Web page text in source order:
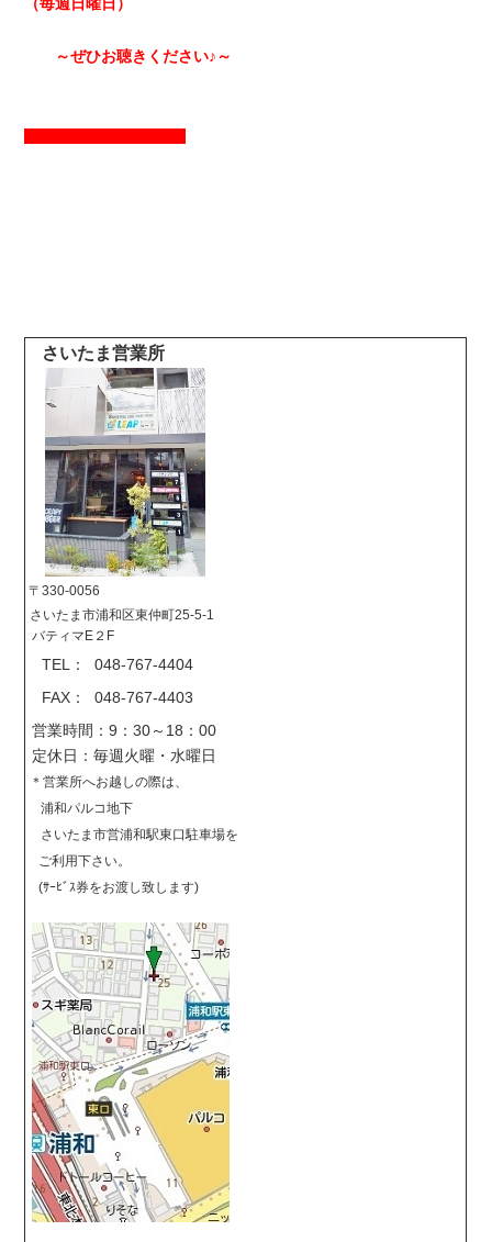
（毎週日曜日）
～ぜひお聴きください♪～
さいたま営業所
〒330-0056
さいたま市浦和区東仲町25-5-1
バティマE２F
TEL： 048-767-4404
FAX： 048-767-4403
営業時間：9：30～18：00
定休日：毎週火曜・水曜日
＊営業所へお越しの際は、
浦和パルコ地下
さいたま市営浦和駅東口駐車場を
ご利用下さい。
(ｻｰﾋﾞｽ券をお渡し致します)